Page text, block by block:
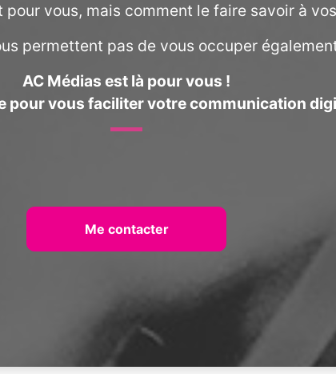
vous, mais comment le faire savoir à
permettent pas de vous occuper
AC Médias est là pour vous !
pour vous faciliter votre communication
Me contacter